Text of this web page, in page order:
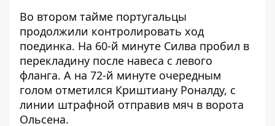
Во втором тайме португальцы
продолжили контролировать ход
поединка. На 60-й минуте Силва пробил в
перекладину после навеса с левого
фланга. А на 72-й минуте очередным
голом отметился Криштиану Роналду, с
линии штрафной отправив мяч в ворота
Ольсена.